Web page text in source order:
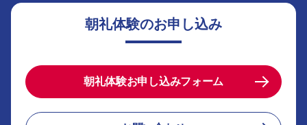
朝礼体験のお申し込み
朝礼体験お申し込みフォーム